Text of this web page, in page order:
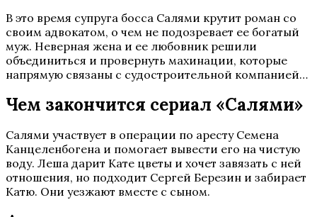
В это время супруга босса Салями крутит роман со
своим адвокатом, о чем не подозревает ее богатый
муж. Неверная жена и ее любовник решили
объединиться и провернуть махинации, которые
напрямую связаны с судостроительной компанией…
Чем закончится сериал «Салями»
Салями участвует в операции по аресту Семена
Канцеленбогена и помогает вывести его на чистую
воду. Леша дарит Кате цветы и хочет завязать с ней
отношения, но подходит Сергей Березин и забирает
Катю. Они уезжают вместе с сыном.